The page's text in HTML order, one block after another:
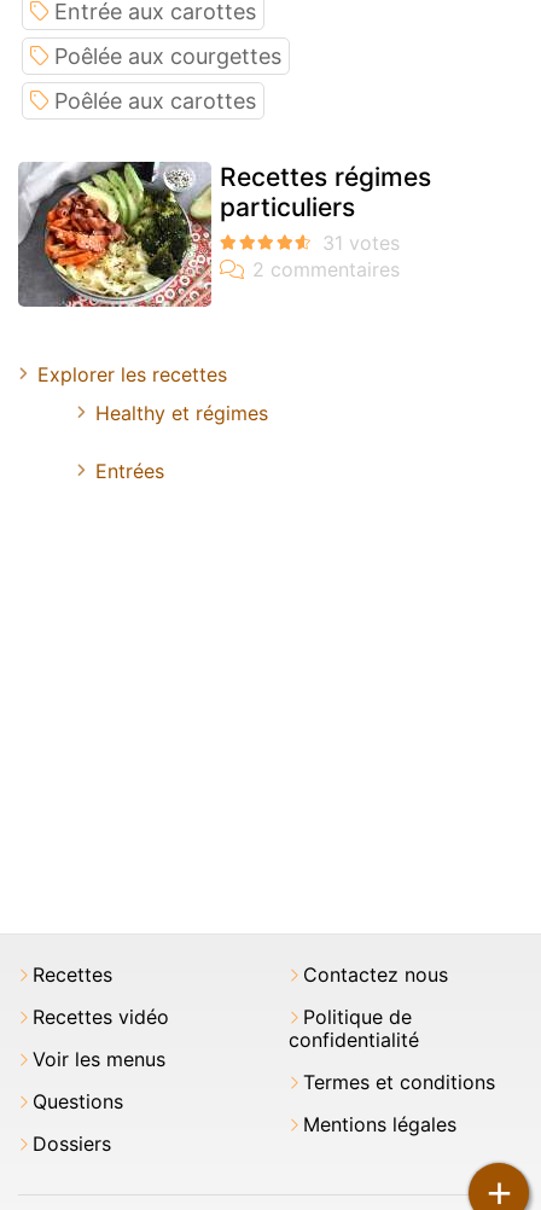
+
Entrée aux carottes
Poêlée aux courgettes
Poêlée aux carottes
Recettes régimes
particuliers
Explorer les recettes
Healthy et régimes
Entrées
Recettes
Recettes vidéo
Voir les menus
Questions
Dossiers
Contactez nous
Politique de
confidentialité
Termes et conditions
Mentions légales